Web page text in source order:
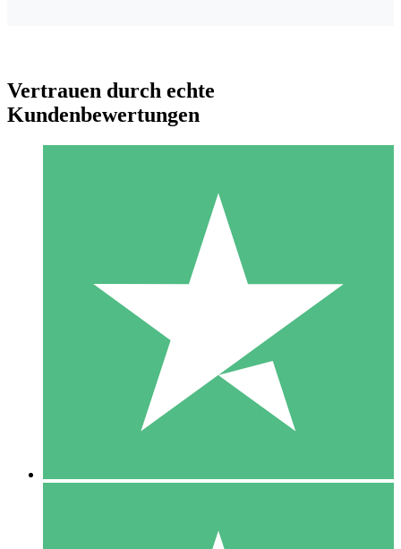
Individuelle Credit-Pakete
Zahlen Sie nach Bedarf mit Download-Credits. Keine
monatliche Verpflichtung erforderlich.
10 00
10 Downloads
Vertrauen durch echte
Kundenbewertungen